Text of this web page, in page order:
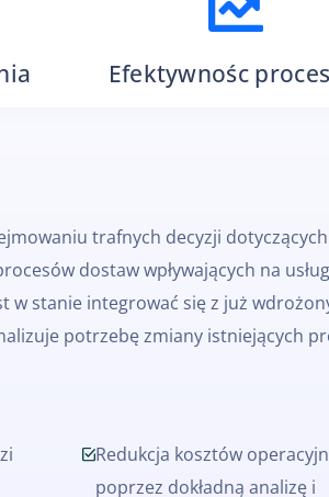
Efektywnośc
trafnych decyzji dotyczących
dostaw wpływających na
w stanie integrować się z już
potrzebę zmiany istniejących
Redukcja kosztów
poprzez dokładną analizę i